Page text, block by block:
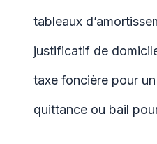
tableaux
justificatif de
taxe foncière pour
quittance ou bail